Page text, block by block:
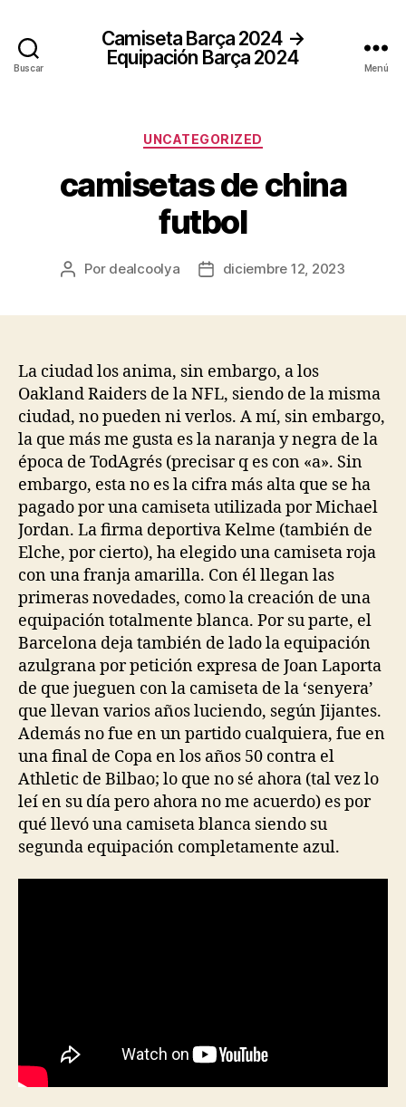
Buscar
Camiseta Barça 2024 →
Equipación Barça 2024
Menú
Categorías
UNCATEGORIZED
camisetas de china
futbol
Autor
Por dealcoolya
Fechadiciembre 12, 2023
La ciudad los anima, sin embargo, a los
Oakland Raiders de la NFL, siendo de la misma
ciudad, no pueden ni verlos. A mí, sin embargo,
la que más me gusta es la naranja y negra de la
época de TodAgrés (precisar q es con «a». Sin
embargo, esta no es la cifra más alta que se ha
pagado por una camiseta utilizada por Michael
Jordan. La firma deportiva Kelme (también de
Elche, por cierto), ha elegido una camiseta roja
con una franja amarilla. Con él llegan las
primeras novedades, como la creación de una
equipación totalmente blanca. Por su parte, el
Barcelona deja también de lado la equipación
azulgrana por petición expresa de Joan Laporta
de que jueguen con la camiseta de la ‘senyera’
que llevan varios años luciendo, según Jijantes.
Además no fue en un partido cualquiera, fue en
una final de Copa en los años 50 contra el
Athletic de Bilbao; lo que no sé ahora (tal vez lo
leí en su día pero ahora no me acuerdo) es por
qué llevó una camiseta blanca siendo su
segunda equipación completamente azul.